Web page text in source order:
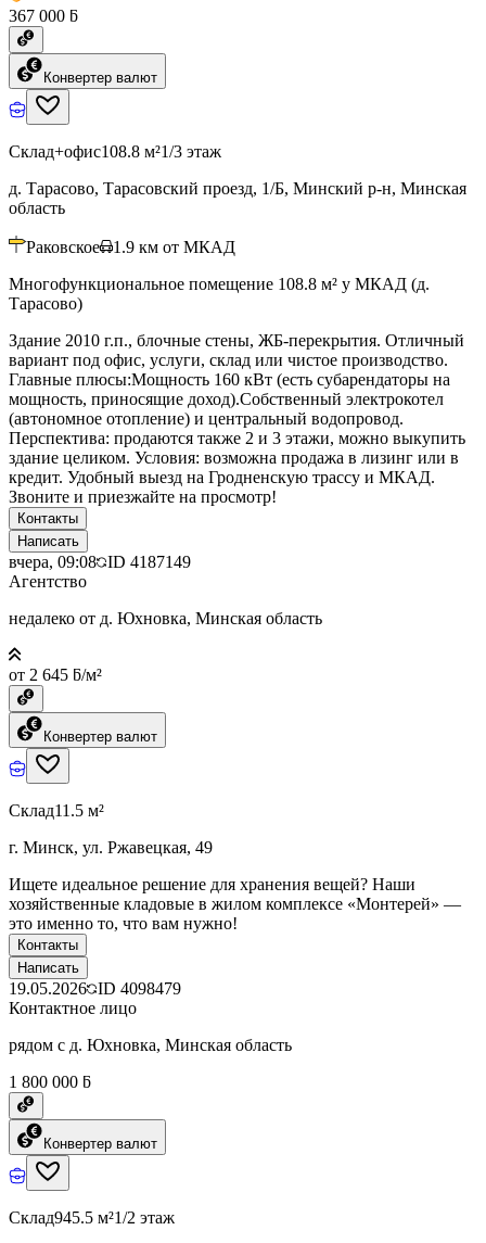
367 000 ƃ
Конвертер валют
Склад+офис108.8 м²1/3 этаж
д. Тарасово, Тарасовский проезд, 1/Б, Минский р-н, Минская
область
Раковское 1.9 км от МКАД
Многофункциональное помещение 108.8 м² у МКАД (д.
Тарасово)
Здание 2010 г.п., блочные стены, ЖБ-перекрытия. Отличный
вариант под офис, услуги, склад или чистое производство.
Главные плюсы:Мощность 160 кВт (есть субарендаторы на
мощность, приносящие доход).Собственный электрокотел
(автономное отопление) и центральный водопровод.
Перспектива: продаются также 2 и 3 этажи, можно выкупить
здание целиком. Условия: возможна продажа в лизинг или в
кредит. Удобный выезд на Гродненскую трассу и МКАД.
Звоните и приезжайте на просмотр!
Контакты
Написать
вчера, 09:08 ID 4187149
Агентство
недалеко от д. Юхновка, Минская область
от 2 645 ƃ/м²
Конвертер валют
Склад11.5 м²
г. Минск, ул. Ржавецкая, 49
Ищете идеальное решение для хранения вещей? Наши
хозяйственные кладовые в жилом комплексе «Монтерей» —
это именно то, что вам нужно!
Контакты
Написать
19.05.2026 ID 4098479
Контактное лицо
рядом с д. Юхновка, Минская область
1 800 000 ƃ
Конвертер валют
Склад945.5 м²1/2 этаж